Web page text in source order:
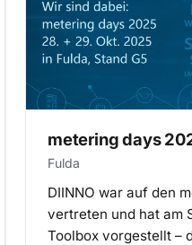
metering days
Fulda
DIINNO war auf den
vertreten und hat am
Toolbox vorgestellt –